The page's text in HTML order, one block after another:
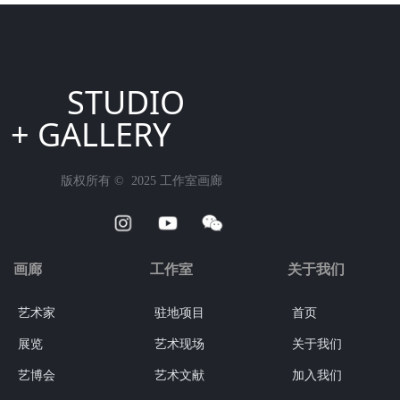
版权所有 ©  2025 工作室画廊
画廊
艺术家
展览
艺博会
驻地项目
艺术现场
艺术文献
工作室
首页
关于我们
加入我们
关于我们
STUDIO
+ GALLERY